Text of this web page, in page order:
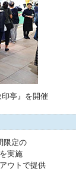
亭』を開催
限定の
を実施
ウトで提供